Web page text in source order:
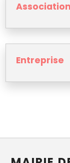
Association
Entreprise